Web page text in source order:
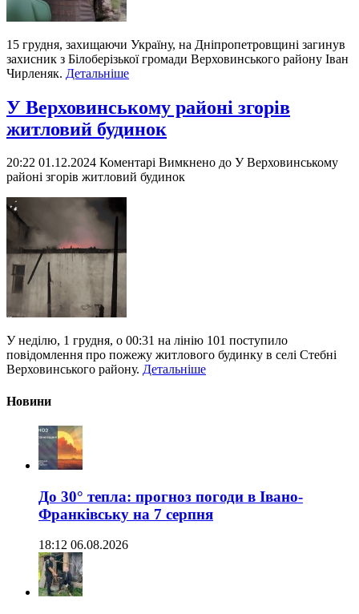
15 грудня, захищаючи Україну, на Дніпропетровщині загинув
захисник з Білоберізької громади Верховинського району Іван
Чирленяк. Детальніше
У Верховинському районі згорів
житловий будинок
20:22 01.12.2024 Коментарі Вимкнено до У Верховинському
районі згорів житловий будинок
У неділю, 1 грудня, о 00:31 на лінію 101 поступило
повідомлення про пожежу житлового будинку в селі Стебні
Верховинського району. Детальніше
Новини
До 30° тепла: прогноз погоди в Івано-
Франківську на 7 серпня
18:12 06.08.2026